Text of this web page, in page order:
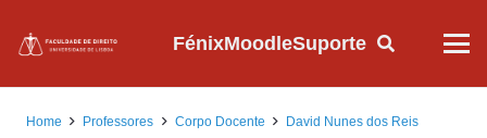
FénixMoodleSuporte
Home Professores Corpo Docente David Nunes dos Reis